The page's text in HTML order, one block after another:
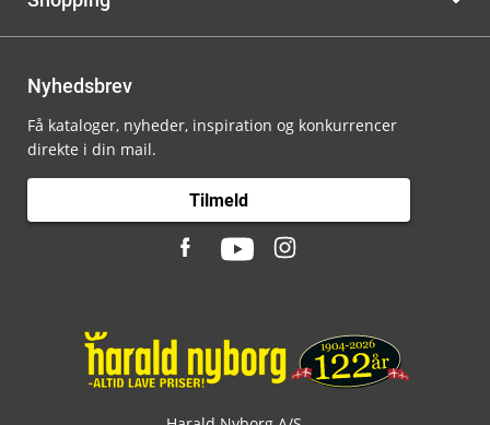
Nyhedsbrev
Få kataloger, nyheder, inspiration og konkurrencer
direkte i din mail.
Tilmeld